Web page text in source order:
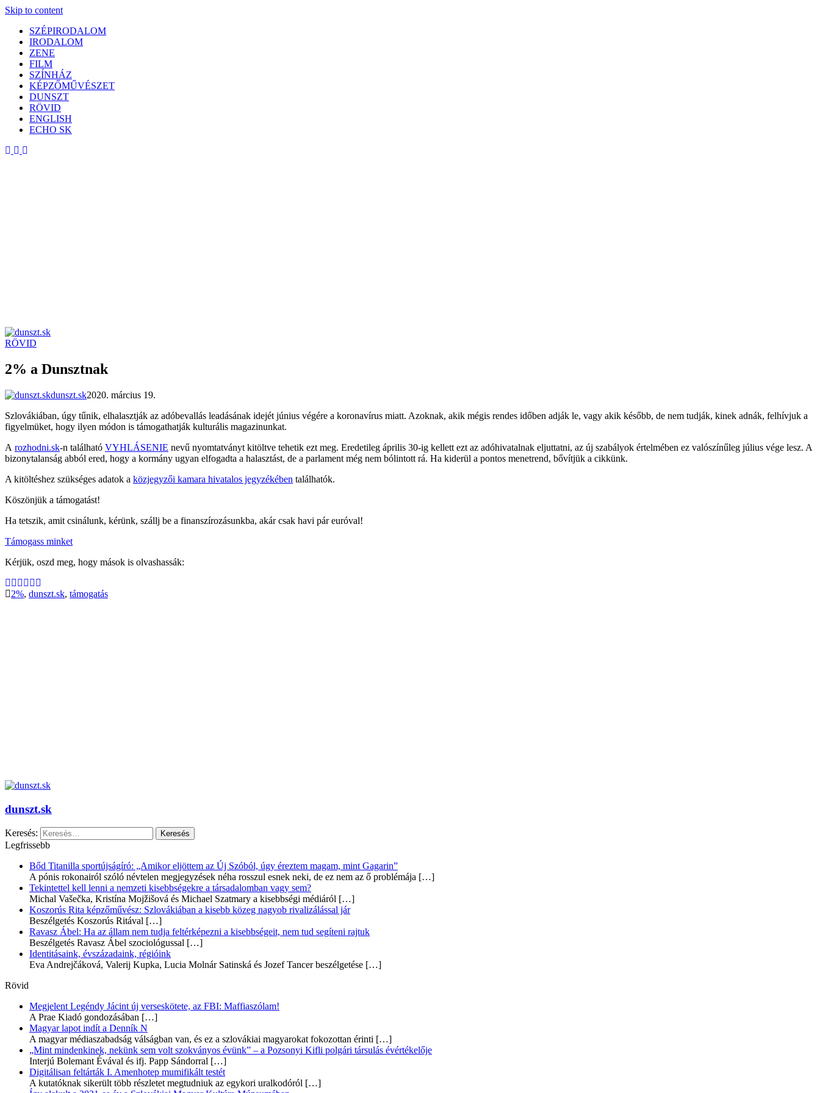
Skip to content
SZÉPIRODALOM
IRODALOM
ZENE
FILM
SZÍNHÁZ
KÉPZŐMŰVÉSZET
DUNSZT
RÖVID
ENGLISH
ECHO SK
RÖVID
2% a Dunsztnak
dunszt.sk2020. március 19.
Szlovákiában, úgy tűnik, elhalasztják az adóbevallás leadásának idejét június végére a koronavírus miatt. Azoknak, akik mégis rendes időben adják le, vagy akik később, de nem tudják, kinek adnák, felhívjuk a
figyelmüket, hogy ilyen módon is támogathatják kulturális magazinunkat.
A rozhodni.sk-n található VYHLÁSENIE nevű nyomtatványt kitöltve tehetik ezt meg. Eredetileg április 30-ig kellett ezt az adóhivatalnak eljuttatni, az új szabályok értelmében ez valószínűleg július vége lesz. A
bizonytalanság abból ered, hogy a kormány ugyan elfogadta a halasztást, de a parlament még nem bólintott rá. Ha kiderül a pontos menetrend, bővítjük a cikkünk.
A kitöltéshez szükséges adatok a közjegyzői kamara hivatalos jegyzékében találhatók.
Köszönjük a támogatást!
Ha tetszik, amit csinálunk, kérünk, szállj be a finanszírozásunkba, akár csak havi pár euróval!
Támogass minket
Kérjük, oszd meg, hogy mások is olvashassák:
2%, dunszt.sk, támogatás
dunszt.sk
Keresés:
Legfrissebb
Bőd Titanilla sportújságíró: „Amikor eljöttem az Új Szóból, úgy éreztem magam, mint Gagarin”
A pónis rokonairól szóló névtelen megjegyzések néha rosszul esnek neki, de ez nem az ő problémája […]
Tekintettel kell lenni a nemzeti kisebbségekre a társadalomban vagy sem?
Michal Vašečka, Kristína Mojžišová és Michael Szatmary a kisebbségi médiáról […]
Koszorús Rita képzőművész: Szlovákiában a kisebb közeg nagyob rivalizálással jár
Beszélgetés Koszorús Ritával […]
Ravasz Ábel: Ha az állam nem tudja feltérképezni a kisebbségeit, nem tud segíteni rajtuk
Beszélgetés Ravasz Ábel szociológussal […]
Identitásaink, évszázadaink, régióink
Eva Andrejčáková, Valerij Kupka, Lucia Molnár Satinská és Jozef Tancer beszélgetése […]
Rövid
Megjelent Legéndy Jácint új verseskötete, az FBI: Maffiaszólam!
A Prae Kiadó gondozásában […]
Magyar lapot indít a Denník N
A magyar médiaszabadság válságban van, és ez a szlovákiai magyarokat fokozottan érinti […]
„Mint mindenkinek, nekünk sem volt szokványos évünk” – a Pozsonyi Kifli polgári társulás évértékelője
Interjú Bolemant Évával és ifj. Papp Sándorral […]
Digitálisan feltárták I. Amenhotep mumifikált testét
A kutatóknak sikerült több részletet megtudniuk az egykori uralkodóról […]